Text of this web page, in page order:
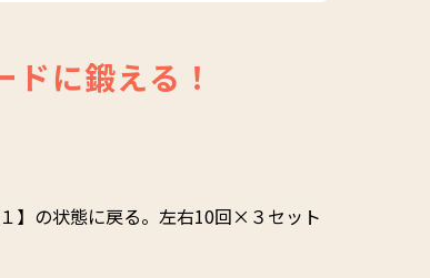
ドに鍛える！
】の状態に戻る。左右10回×３セット